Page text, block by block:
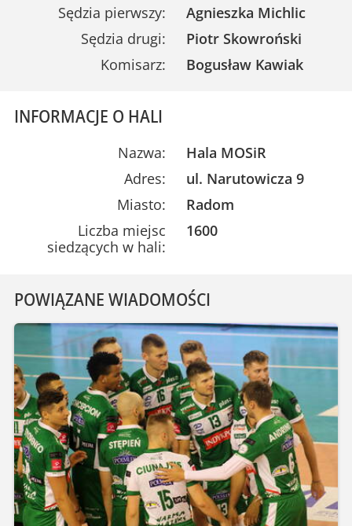
Sędzia pierwszy:
Agnieszka Michlic
Sędzia drugi:
Piotr Skowroński
Komisarz:
Bogusław Kawiak
INFORMACJE O HALI
Nazwa:
Hala MOSiR
Adres:
ul. Narutowicza 9
Miasto:
Radom
Liczba miejsc
siedzących w hali:
1600
POWIĄZANE WIADOMOŚCI